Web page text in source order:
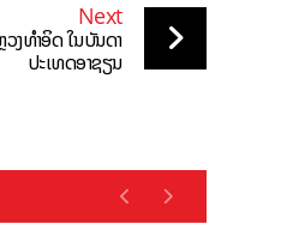
Next
ງທຳອິດ ໃນບັນດາ
ປະເທດອາຊຽນ